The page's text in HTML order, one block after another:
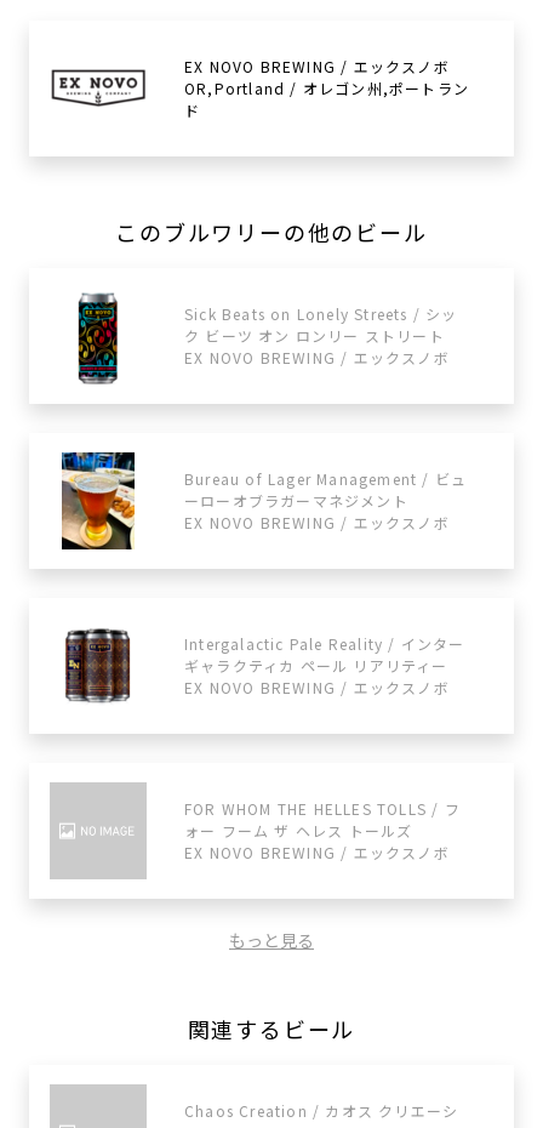
EX NOVO BREWING / エックスノボ
OR,Portland / オレゴン州,ポートラン
ド
このブルワリーの他のビール
Sick Beats on Lonely Streets / シッ
ク ビーツ オン ロンリー ストリート
EX NOVO BREWING / エックスノボ
Bureau of Lager Management / ビュ
ーローオブラガーマネジメント
EX NOVO BREWING / エックスノボ
Intergalactic Pale Reality / インター
ギャラクティカ ペール リアリティー
EX NOVO BREWING / エックスノボ
FOR WHOM THE HELLES TOLLS / フ
ォー フーム ザ ヘレス トールズ
EX NOVO BREWING / エックスノボ
もっと見る
関連するビール
Chaos Creation / カオス クリエーシ